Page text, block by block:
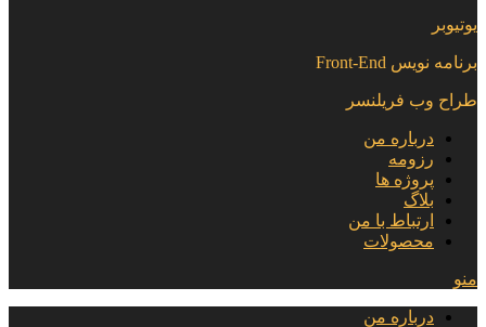
یوتیوبر
برنامه نویس Front-End
طراح وب فریلنسر
درباره من
رزومه
پروژه ها
بلاگ
ارتباط با من
محصولات
منو
درباره من